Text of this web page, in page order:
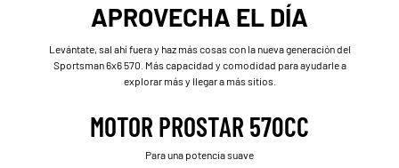
APROVECHA EL DÍA
Levántate, sal ahí fuera y haz más cosas con la nueva generación del
Sportsman 6x6 570. Más capacidad y comodidad para ayudarle a
explorar más y llegar a más sitios.
MOTOR PROSTAR 570CC
Para una potencia suave